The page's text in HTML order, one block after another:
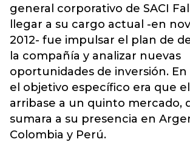
general corporativo de SACI
llegar a su cargo actual -en
2012- fue impulsar el plan de
la compañía y analizar nuevas
oportunidades de inversión. En
el objetivo específico era que
arribase a un quinto mercado,
sumara a su presencia en
Colombia y Perú.